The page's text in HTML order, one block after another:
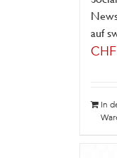
auf
CHF
In